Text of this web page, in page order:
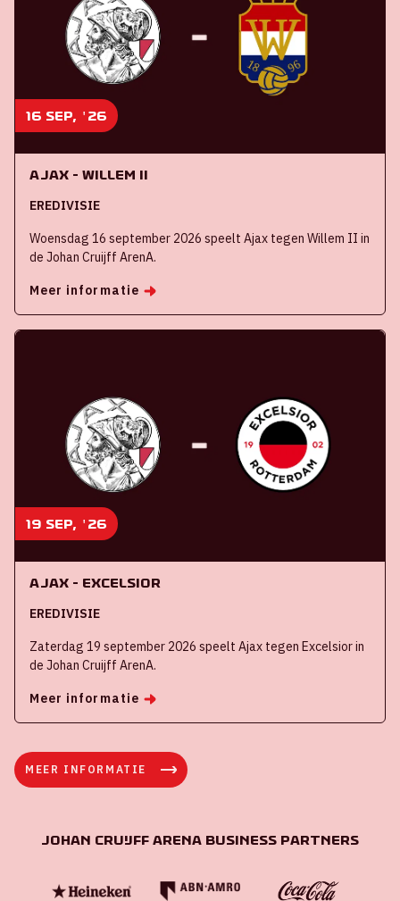
16 sep, '26
Ajax - Willem II
EREDIVISIE
Woensdag 16 september 2026 speelt Ajax tegen Willem II in
de Johan Cruijff ArenA.
Meer informatie
19 sep, '26
Ajax - Excelsior
EREDIVISIE
Zaterdag 19 september 2026 speelt Ajax tegen Excelsior in
de Johan Cruijff ArenA.
Meer informatie
MEER INFORMATIE
Johan Cruijff ArenA Business Partners